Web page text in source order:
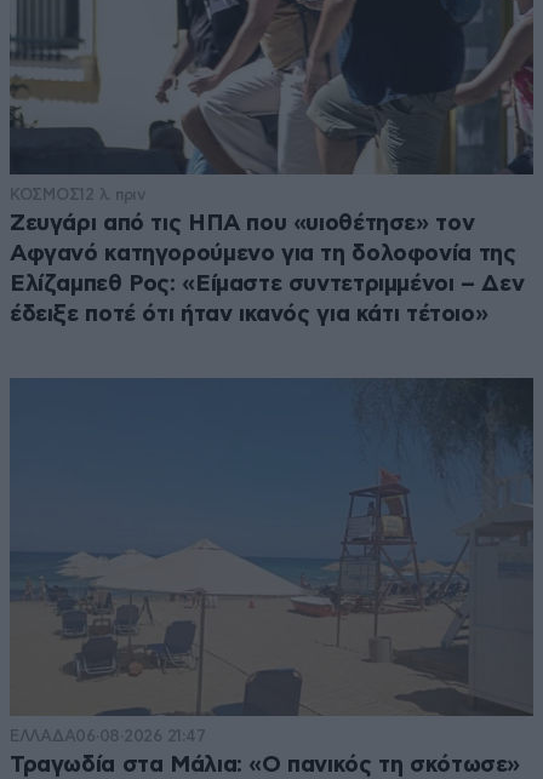
ΚΟΣΜΟΣ12 λ. πριν
Ζευγάρι από τις ΗΠΑ που «υιοθέτησε» τον
Αφγανό κατηγορούμενο για τη δολοφονία της
Ελίζαμπεθ Ρος: «Είμαστε συντετριμμένοι – Δεν
έδειξε ποτέ ότι ήταν ικανός για κάτι τέτοιο»
ΕΛΛΑΔΑ06·08·2026 21:47
Τραγωδία στα Μάλια: «Ο πανικός τη σκότωσε»